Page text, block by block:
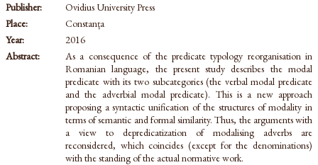
Publisher:
Ovidius University Press
Place:
Constanța
Year:
2016
Abstract:
As a consequence of the predicate typology reorganisation in
Romanian language, the present study describes the modal
predicate with its two subcategories (the verbal modal predicate
and the adverbial modal predicate). This is a new approach
proposing a syntactic unification of the structures of modality in
terms of semantic and formal similarity. Thus, the arguments with
a view to depredicatization of modalising adverbs are
reconsidered, which coincides (except for the denominations)
with the standing of the actual normative work.